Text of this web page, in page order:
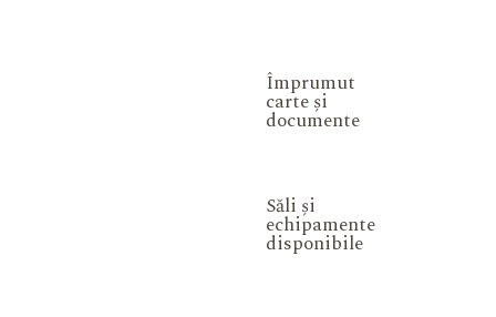
Împrumut
carte și
documente
Săli și
echipamente
disponibile